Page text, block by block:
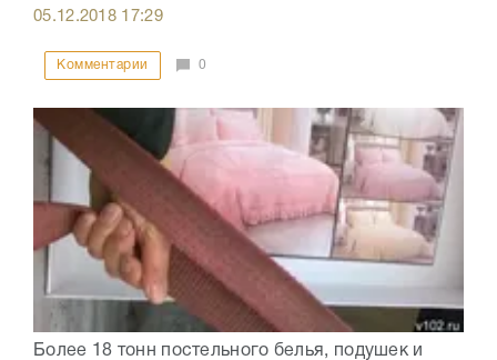
05.12.2018 17:29
Комментарии 0
Более 18 тонн постельного белья, подушек и